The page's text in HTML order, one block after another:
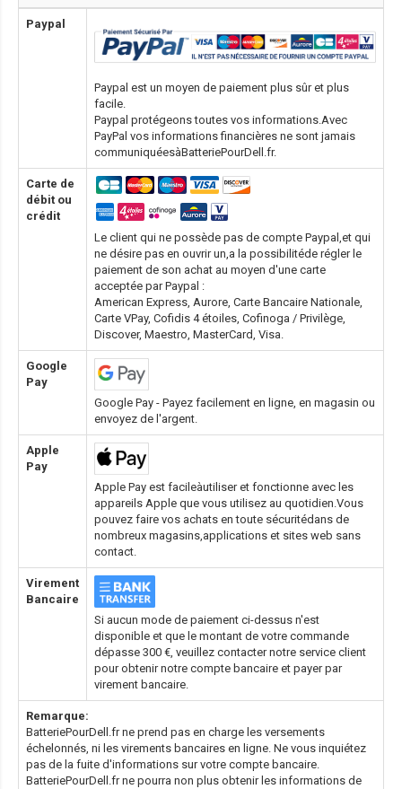
Paypal
Paypal est un moyen de paiement plus sûr et plus
facile.
Paypal protégeons toutes vos informations.Avec
PayPal vos informations financières ne sont jamais
communiquéesàBatteriePourDell.fr.
Carte de
débit ou
crédit
Le client qui ne possède pas de compte Paypal,et qui
ne désire pas en ouvrir un,a la possibilitéde régler le
paiement de son achat au moyen d'une carte
acceptée par Paypal :
American Express, Aurore, Carte Bancaire Nationale,
Carte VPay, Cofidis 4 étoiles, Cofinoga / Privilège,
Discover, Maestro, MasterCard, Visa.
Google
Pay
Google Pay - Payez facilement en ligne, en magasin ou
envoyez de l'argent.
Apple
Pay
Apple Pay est facileàutiliser et fonctionne avec les
appareils Apple que vous utilisez au quotidien.Vous
pouvez faire vos achats en toute sécuritédans de
nombreux magasins,applications et sites web sans
contact.
Virement
Bancaire
Si aucun mode de paiement ci-dessus n'est
disponible et que le montant de votre commande
dépasse 300 €, veuillez contacter notre service client
pour obtenir notre compte bancaire et payer par
virement bancaire.
Remarque:
BatteriePourDell.fr ne prend pas en charge les versements
échelonnés, ni les virements bancaires en ligne. Ne vous inquiétez
pas de la fuite d'informations sur votre compte bancaire.
BatteriePourDell.fr ne pourra non plus obtenir les informations de